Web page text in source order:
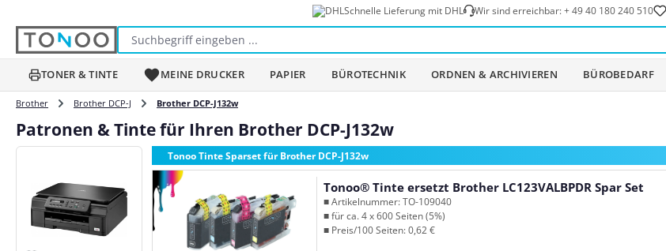
Schnelle Lieferung mit DHL Wir sind erreichbar:+ 49 40 180 240 510
TONER & TINTE MEINE DRUCKER PAPIER BÜROTECHNIK ORDNEN & ARCHIVIEREN BÜROBEDARF
Brother Brother DCP-J Brother DCP-J132w
Patronen & Tinte für Ihren Brother DCP-J132w
Tonoo Tinte Sparset für Brother DCP-J132w
Tonoo® Tinte ersetzt Brother LC123VALBPDR Spar Set
■ Artikelnummer: TO-109040
■ für ca. 4 x 600 Seiten (5%)
■ Preis/100 Seiten: 0,62 €